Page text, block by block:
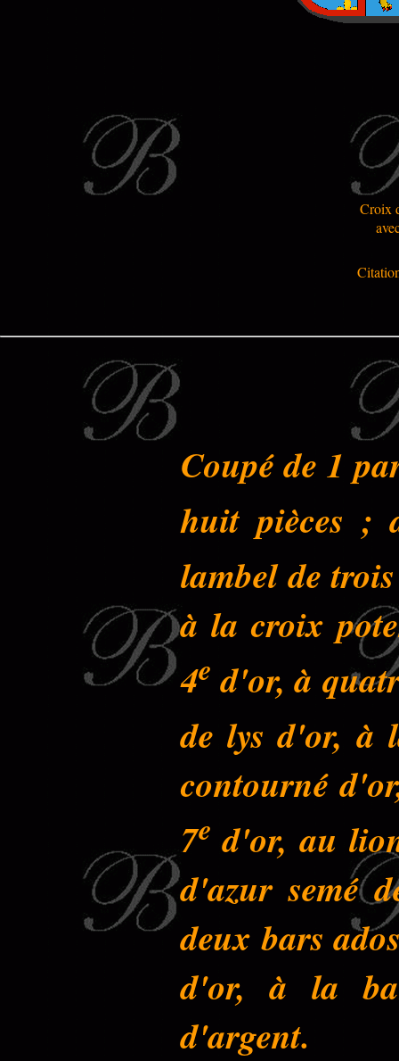
Croix
Coupé de 1
huit pièces ;
lambel de
à la croix
4e d'or, à
de lys d'or, à
contourné
7e d'or, au
d'azur semé
deux bars
d'or, à la
d'argent.